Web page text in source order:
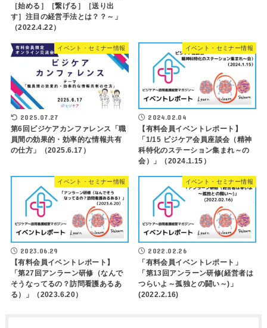
［始める］［繋げる］［送り出
す］注目の経営手法とは？？～」
（2022.4.22）
イベント・セミナー情報
2025.07.27
第6回ビジケアカンファレンス「職
員間の効果的・効率的な情報共有
の仕方」（2025.6.17）
イベント・セミナー情報
2024.02.04
【有料会員イベントレポート】
「1/15 ビジケア会員座談会（精神
科特化のステーション集まれ～の
会）」（2024.1.15）
イベント・セミナー情報
2023.06.29
【有料会員イベントレポート】
「第27回アンラーン研修（なんで
そうなってるの？訪問看護あるあ
る）」（2023.6.20）
イベント・セミナー情報
2022.02.26
「有料会員イベントレポート」
「第13回アンラーン研修(経営者は
つらいよ～孤独との闘い～)」
(2022.2.16)